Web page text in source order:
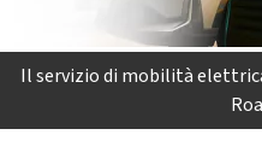
Il servizio di mobilità